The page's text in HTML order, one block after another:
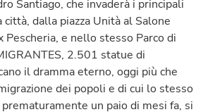
Santiago, che invaderà i principali
dalla piazza Unità al Salone
Pescheria, e nello stesso Parco di
2.501 statue di
il dramma eterno, oggi più che
dei popoli e di cui lo stesso
un paio di mesi fa, si